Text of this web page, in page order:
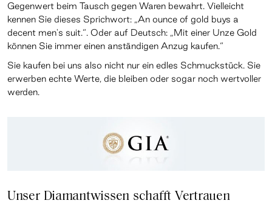
Gegenwert beim Tausch gegen Waren bewahrt. Vielleicht
kennen Sie dieses Sprichwort: „An ounce of gold buys a
decent men's suit.“. Oder auf Deutsch: „Mit einer Unze Gold
können Sie immer einen anständigen Anzug kaufen.“
Sie kaufen bei uns also nicht nur ein edles Schmuckstück. Sie
erwerben echte Werte, die bleiben oder sogar noch wertvoller
werden.
Unser Diamantwissen schafft Vertrauen